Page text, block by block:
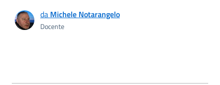
da Michele Notarangelo
Docente